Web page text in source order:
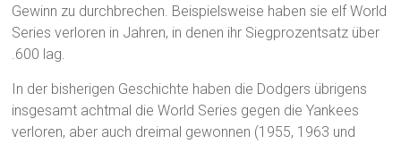
Gewinn zu durchbrechen. Beispielsweise haben sie elf World
Series verloren in Jahren, in denen ihr Siegprozentsatz über
.600 lag.
In der bisherigen Geschichte haben die Dodgers übrigens
insgesamt achtmal die World Series gegen die Yankees
verloren, aber auch dreimal gewonnen (1955, 1963 und